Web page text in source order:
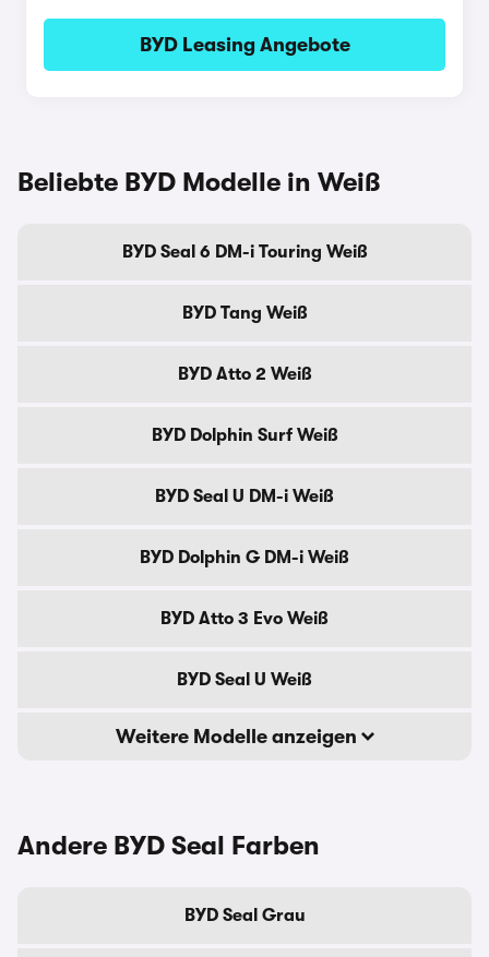
BYD Leasing Angebote
Beliebte BYD Modelle in Weiß
BYD Seal 6 DM-i Touring Weiß
BYD Tang Weiß
BYD Atto 2 Weiß
BYD Dolphin Surf Weiß
BYD Seal U DM-i Weiß
BYD Dolphin G DM-i Weiß
BYD Atto 3 Evo Weiß
BYD Seal U Weiß
Weitere Modelle anzeigen
Andere BYD Seal Farben
BYD Seal Grau